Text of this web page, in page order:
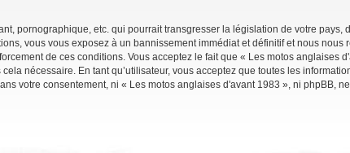
pornographique, etc. qui pourrait transgresser la législation de votre pays,
vous vous exposez à un bannissement immédiat et définitif et nous nous
de ces conditions. Vous acceptez le fait que « Les motos anglaises
nécessaire. En tant qu’utilisateur, vous acceptez que toutes les
votre consentement, ni « Les motos anglaises d'avant 1983 », ni phpBB,